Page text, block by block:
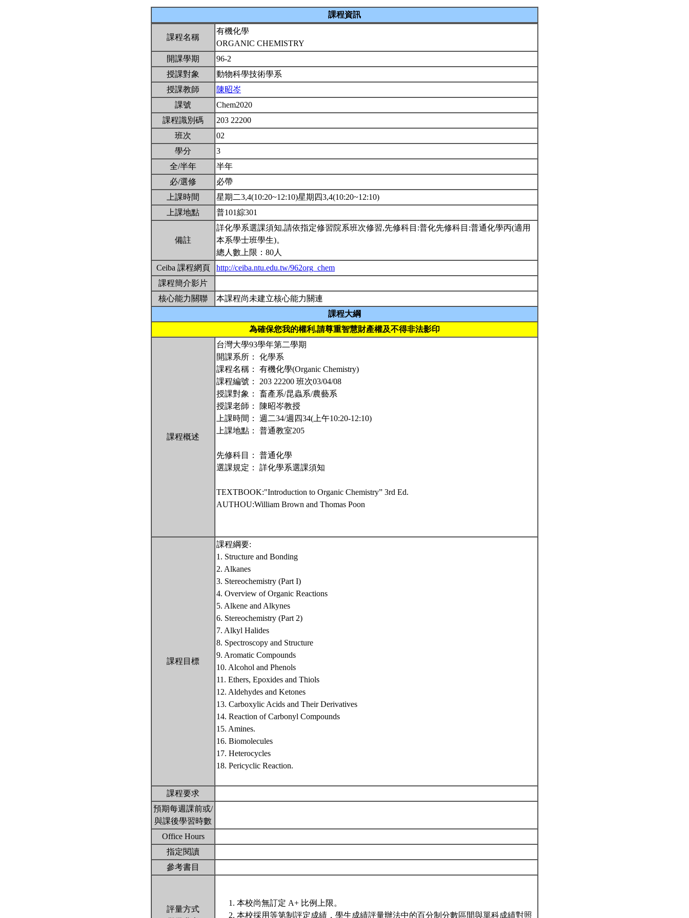
課程資訊
課程名稱
有機化學
ORGANIC CHEMISTRY
開課學期
96-2
授課對象
動物科學技術學系
授課教師
陳昭岑
課號
Chem2020
課程識別碼
203 22200
班次
02
學分
3
全/半年
半年
必/選修
必帶
上課時間
星期二3,4(10:20~12:10)星期四3,4(10:20~12:10)
上課地點
普101綜301
備註
詳化學系選課須知,請依指定修習院系班次修習,先修科目:普化先修科目:普通化學丙(適用
本系學士班學生)。
總人數上限：80人
Ceiba 課程網頁
http://ceiba.ntu.edu.tw/962org_chem
課程簡介影片
核心能力關聯
本課程尚未建立核心能力關連
課程大綱
為確保您我的權利,請尊重智慧財產權及不得非法影印
課程概述
台灣大學93學年第二學期
開課系所： 化學系
課程名稱： 有機化學(Organic Chemistry)
課程編號： 203 22200 班次03/04/08
授課對象： 畜產系/昆蟲系/農藝系
授課老師： 陳昭岑教授
上課時間： 週二34/週四34(上午10:20-12:10)
上課地點： 普通教室205
先修科目： 普通化學
選課規定： 詳化學系選課須知
TEXTBOOK:"Introduction to Organic Chemistry” 3rd Ed.
AUTHOU:William Brown and Thomas Poon
課程目標
課程綱要:
1. Structure and Bonding
2. Alkanes
3. Stereochemistry (Part I)
4. Overview of Organic Reactions
5. Alkene and Alkynes
6. Stereochemistry (Part 2)
7. Alkyl Halides
8. Spectroscopy and Structure
9. Aromatic Compounds
10. Alcohol and Phenols
11. Ethers, Epoxides and Thiols
12. Aldehydes and Ketones
13. Carboxylic Acids and Their Derivatives
14. Reaction of Carbonyl Compounds
15. Amines.
16. Biomolecules
17. Heterocycles
18. Pericyclic Reaction.
課程要求
預期每週課前或/
與課後學習時數
Office Hours
指定閱讀
參考書目
評量方式
本校尚無訂定 A+ 比例上限。
本校採用等第制評定成績，學生成績評量辦法中的百分制分數區間與單科成績對照